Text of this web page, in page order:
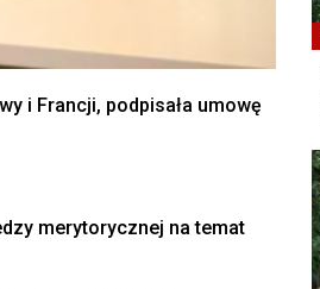
i Francji, podpisała umowę
merytorycznej na temat